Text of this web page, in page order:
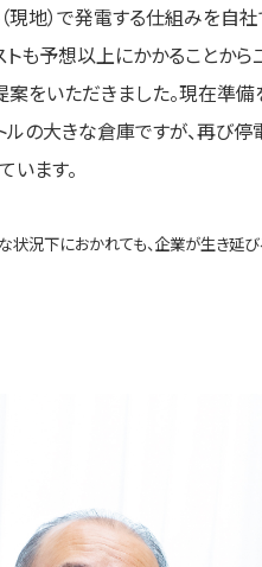
現地）で発電する仕組みを自
も予想以上にかかることから
案をいただきました。現在準
の大きな倉庫ですが、再び停
ます。
状況下におかれても、企業が生き延